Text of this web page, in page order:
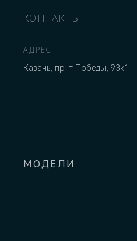
КОНТАКТЫ
АДРЕС
Казань, пр-т Победы, 93к1
МОДЕЛИ